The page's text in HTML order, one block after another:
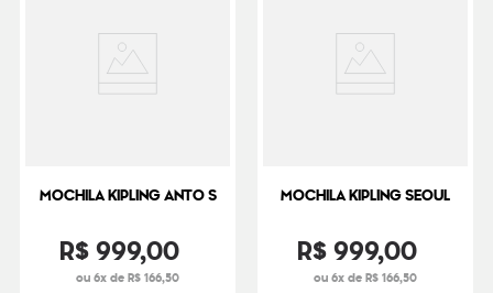
MOCHILA KIPLING ANTO S
R$999,00
ou 6x de R$ 166,50
MOCHILA KIPLING SEOUL
R$999,00
ou 6x de R$ 166,50